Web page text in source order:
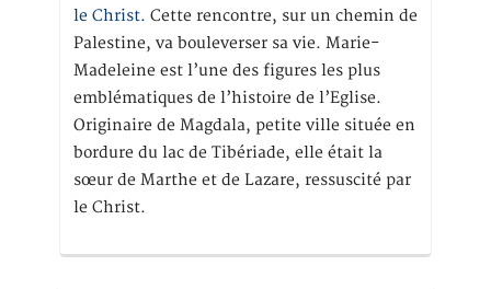
le Christ. Cette rencontre, sur un chemin de
Palestine, va bouleverser sa vie. Marie-
Madeleine est l’une des figures les plus
emblématiques de l’histoire de l’Eglise.
Originaire de Magdala, petite ville située en
bordure du lac de Tibériade, elle était la
sœur de Marthe et de Lazare, ressuscité par
le Christ.